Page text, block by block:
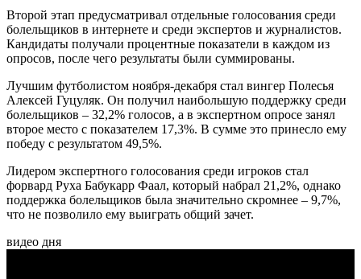
Второй этап предусматривал отдельные голосования среди
болельщиков в интернете и среди экспертов и журналистов.
Кандидаты получали процентные показатели в каждом из
опросов, после чего результаты были суммированы.
Лучшим футболистом ноября-декабря стал вингер Полесья
Алексей Гуцуляк. Он получил наибольшую поддержку среди
болельщиков – 32,2% голосов, а в экспертном опросе занял
второе место с показателем 17,3%. В сумме это принесло ему
победу с результатом 49,5%.
Лидером экспертного голосования среди игроков стал
форвард Руха Бабукарр Фаал, который набрал 21,2%, однако
поддержка болельщиков была значительно скромнее – 9,7%,
что не позволило ему выиграть общий зачет.
видео дня